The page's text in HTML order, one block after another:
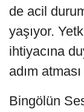
de acil
yaşıyor.
ihtiyacına
adım
Bingölün